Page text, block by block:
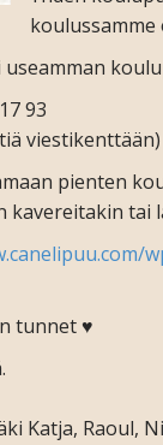
koulussamme
93
viestikenttään)
pienten
kavereitakin tai
tunnet ♥
Katja, Raoul,